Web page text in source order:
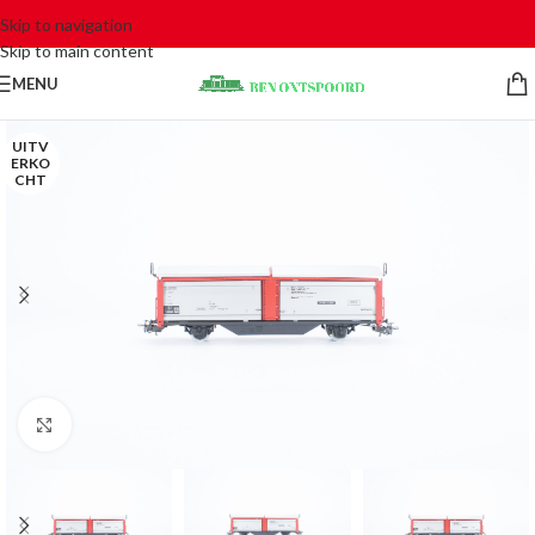
Skip to navigation
Skip to main content
MENU
UITV
ERKO
CHT